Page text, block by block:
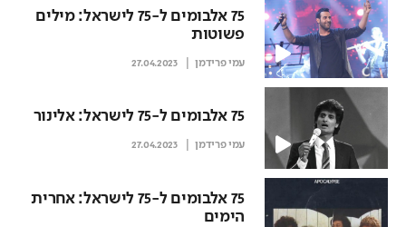
75 אלבומים ל-75 לישראל: מילים
פשוטות
עמי פרידמן 27.04.2023
75 אלבומים ל-75 לישראל: אלינור
עמי פרידמן 27.04.2023
75 אלבומים ל-75 לישראל: אחרית
הימים